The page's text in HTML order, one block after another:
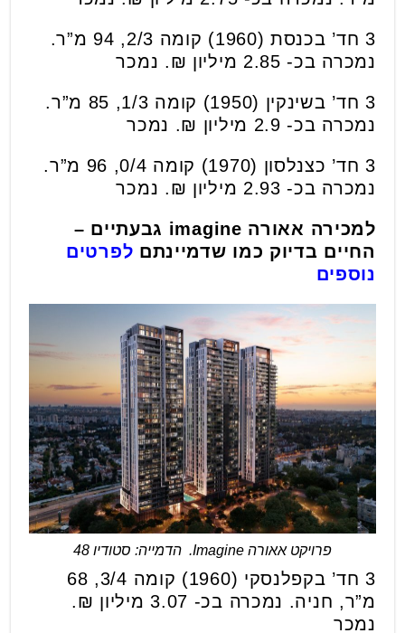
3 חד’ בכנסת (1960) קומה 2/3, 94 מ”ר.
נמכרה בכ- 2.85 מיליון ₪. נמכר
3 חד’ בשינקין (1950) קומה 1/3, 85 מ”ר.
נמכרה בכ- 2.9 מיליון ₪. נמכר
3 חד’ כצנלסון (1970) קומה 0/4, 96 מ”ר.
נמכרה בכ- 2.93 מיליון ₪. נמכר
למכירה אאורה imagine גבעתיים –
החיים בדיוק כמו שדמיינתם לפרטים
נוספים
פרויקט אאורה Imagine. הדמייה: סטודיו 48
3 חד’ בקפלנסקי (1960) קומה 3/4, 68
מ”ר, חניה. נמכרה בכ- 3.07 מיליון ₪.
נמכר